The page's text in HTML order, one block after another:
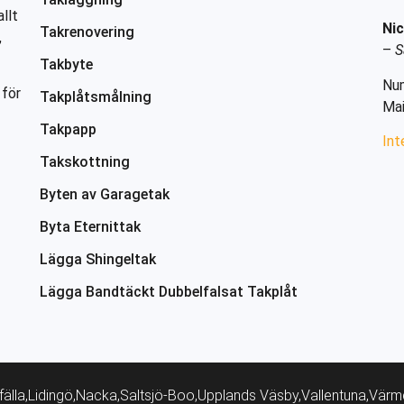
för
Takrenovering
Takbyte
Takplåtsmålning
Takpapp
Takskottning
Byten av Garagetak
Byta Eternittak
Lägga Shingeltak
Lägga Bandtäckt Dubbelfalsat Takplåt
–
Lidingö,Nacka,Saltsjö-Boo,Upplands Väsby,Vallentuna,